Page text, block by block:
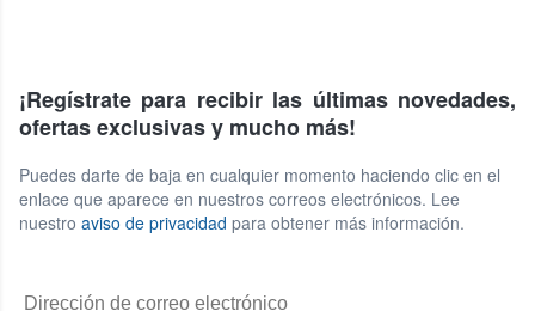
¡Regístrate para recibir las últimas novedades,
ofertas exclusivas y mucho más!
Puedes darte de baja en cualquier momento haciendo clic en el
enlace que aparece en nuestros correos electrónicos. Lee
nuestro aviso de privacidad para obtener más información.